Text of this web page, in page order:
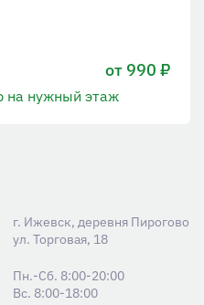
от 990 ₽
на нужный этаж
г. Ижевск, деревня Пирогово
ул. Торговая, 18
Пн.-Сб. 8:00-20:00
Вс. 8:00-18:00